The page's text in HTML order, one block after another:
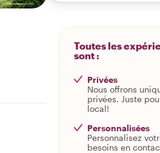
Toutes les
sont :
Privées
Nous offrons
privées. Juste
local!
Personnalisées
Personnalisez
besoins en